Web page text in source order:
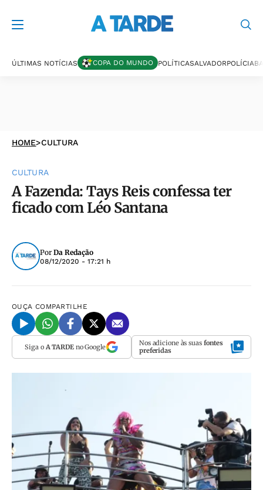
ÚLTIMAS NOTÍCIAS COPA DO MUNDO POLÍTICASALVADORPOLÍCIA
HOME>CULTURA
CULTURA
A Fazenda: Tays Reis confessa ter
ficado com Léo Santana
Por Da Redação
08/12/2020 - 17:21 h
OUÇA COMPARTILHE
Siga o A TARDEno Google Nos adicione às suas fontes
preferidas